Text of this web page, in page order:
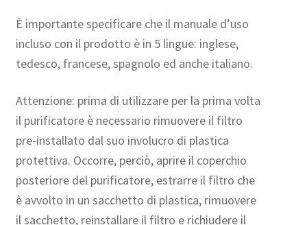
È importante specificare che il manuale d’uso
incluso con il prodotto è in 5 lingue: inglese,
tedesco, francese, spagnolo ed anche italiano.
Attenzione: prima di utilizzare per la prima volta
il purificatore è necessario rimuovere il filtro
pre-installato dal suo involucro di plastica
protettiva. Occorre, perciò, aprire il coperchio
posteriore del purificatore, estrarre il filtro che
è avvolto in un sacchetto di plastica, rimuovere
il sacchetto, reinstallare il filtro e richiudere il